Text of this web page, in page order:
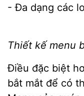
- Đa dạng các
Thiết kế menu
Điều đặc biệt
bắt mắt để có